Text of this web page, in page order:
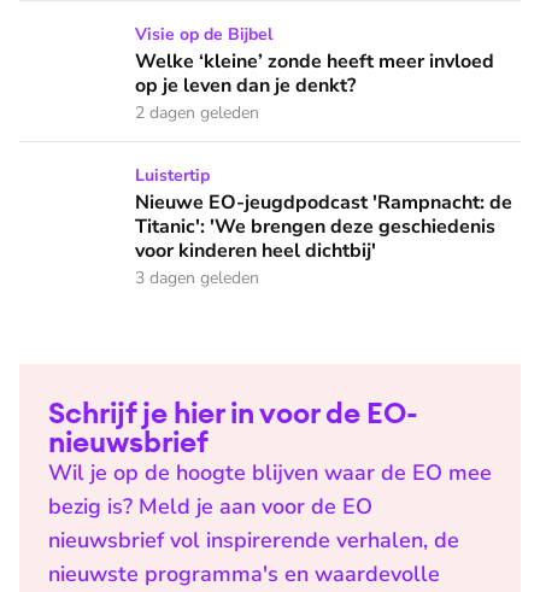
Welke ‘kleine’ zonde heeft meer invloed op je leven dan je
Visie op de Bijbel
Welke ‘kleine’ zonde heeft meer invloed
op je leven dan je denkt?
2 dagen geleden
Nieuwe EO-jeugdpodcast 'Rampnacht: de Titanic': 'We
Luistertip
Nieuwe EO-jeugdpodcast 'Rampnacht: de
Titanic': 'We brengen deze geschiedenis
voor kinderen heel dichtbij'
3 dagen geleden
Schrijf je hier in voor de EO-
nieuwsbrief
Wil je op de hoogte blijven waar de EO mee
bezig is? Meld je aan voor de EO
nieuwsbrief vol inspirerende verhalen, de
nieuwste programma's en waardevolle